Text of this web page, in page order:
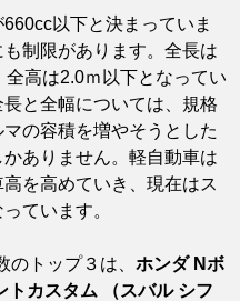
以下と決まっていま
制限があります。全長は
高は2.0ｍ以下となってい
と全幅については、規格
の容積を増やそうとした
ありません。軽自動車は
を高めていき、現在はス
ています。
トップ３は、 ホンダ Nボ
トカスタム （スバル シフ